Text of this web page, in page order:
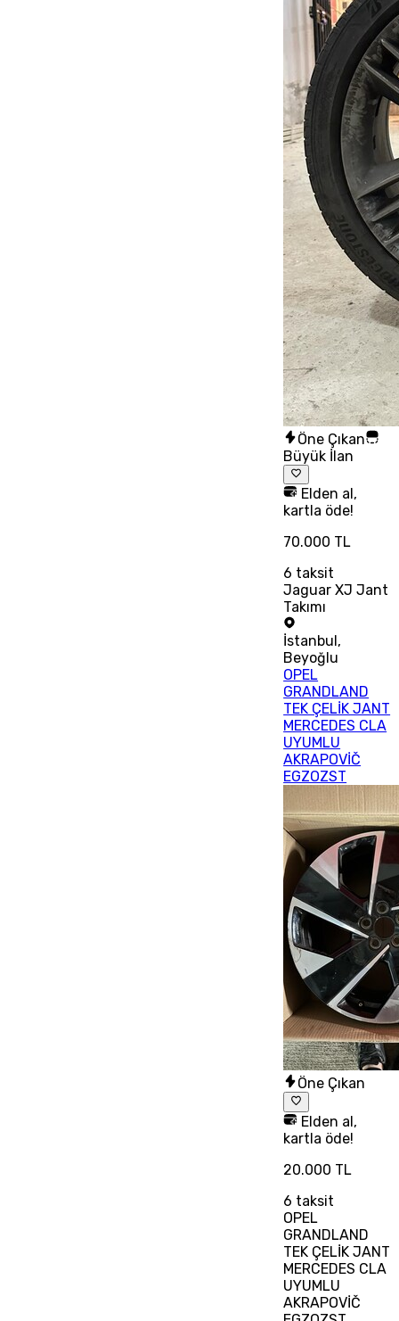
Öne Çıkan
Büyük İlan
Elden al,
kartla öde!
70.000 TL
6 taksit
Jaguar XJ Jant
Takımı
İstanbul ,
Beyoğlu
OPEL
GRANDLAND
TEK ÇELİK JANT
MERCEDES CLA
UYUMLU
AKRAPOVİČ
EGZOZST
Öne Çıkan
Elden al,
kartla öde!
20.000 TL
6 taksit
OPEL
GRANDLAND
TEK ÇELİK JANT
MERCEDES CLA
UYUMLU
AKRAPOVİČ